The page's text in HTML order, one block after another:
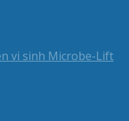
vi sinh Microbe-Lift